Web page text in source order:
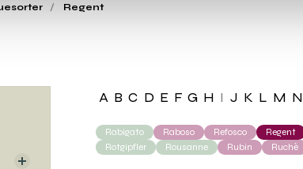
Regent
A B C D E F G H I J K L M N
Rabigato Raboso Refosco Regent
Rotgipfler
Rousanne Rubin Ruchè